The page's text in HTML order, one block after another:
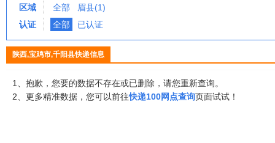
区域
全部
眉县(1)
认证
全部 已认证
陕西,宝鸡市,千阳县快递信息
1、抱歉，您要的数据不存在或已删除，请您重新查询。
2、更多精准数据，您可以前往快递100网点查询页面试试！